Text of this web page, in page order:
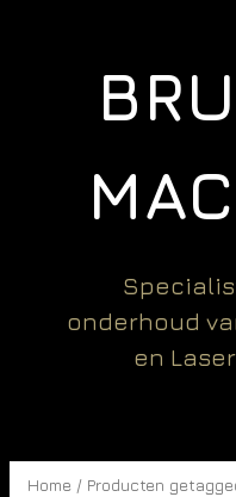
onderhoud
en
Home / Producten